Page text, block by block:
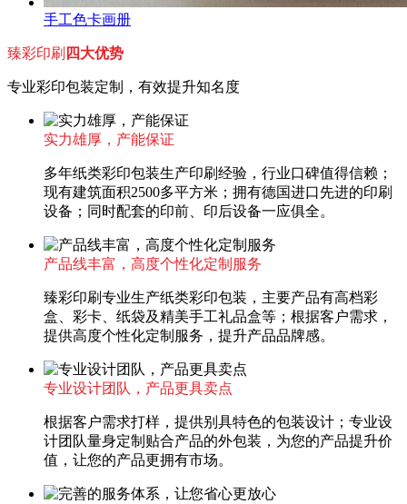
手工色卡画册
臻彩印刷 四大优势
专业彩印包装定制，有效提升知名度
实力雄厚，产能保证
多年纸类彩印包装生产印刷经验，行业口碑值得信赖；
现有建筑面积2500多平方米；拥有德国进口先进的印刷
设备；同时配套的印前、印后设备一应俱全。
产品线丰富，高度个性化定制服务
臻彩印刷专业生产纸类彩印包装，主要产品有高档彩
盒、彩卡、纸袋及精美手工礼品盒等；根据客户需求，
提供高度个性化定制服务，提升产品品牌感。
专业设计团队，产品更具卖点
根据客户需求打样，提供别具特色的包装设计；专业设
计团队量身定制贴合产品的外包装，为您的产品提升价
值，让您的产品更拥有市场。